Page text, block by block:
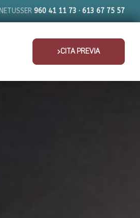
960 41 11 73 · 613 67 75 57
CITA PREVIA